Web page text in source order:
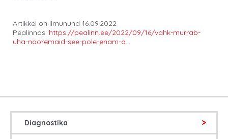
Artikkel on ilmunund 16.09.2022
Pealinnas: https://pealinn.ee/2022/09/16/vahk-murrab-
uha-nooremaid-see-pole-enam-a…
Diagnostika